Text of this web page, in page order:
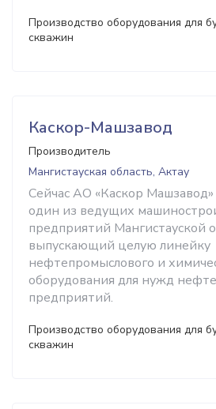
Производство оборудования для
скважин
Каскор-Машзавод
Производитель
Мангистауская область, Актау
Сейчас АО «Каскор Машзавод»
один из ведущих
предприятий Мангистауской
выпускающий целую линейку
нефтепромыслового и
оборудования для нужд
предприятий.
Производство оборудования для
скважин